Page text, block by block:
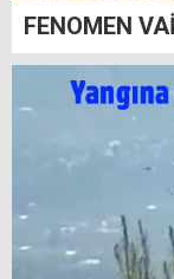
FENOMEN